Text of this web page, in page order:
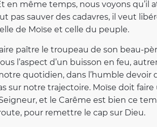
Et en même temps, nous voyons
pas sauver des cadavres, il veut
de Moïse et celle du peuple.
paître le troupeau de son beau-
l’aspect d’un buisson en feu,
quotidien, dans l’humble devoir
sur notre trajectoire. Moïse doit
et le Carême est bien ce
pour remettre le cap sur Dieu.